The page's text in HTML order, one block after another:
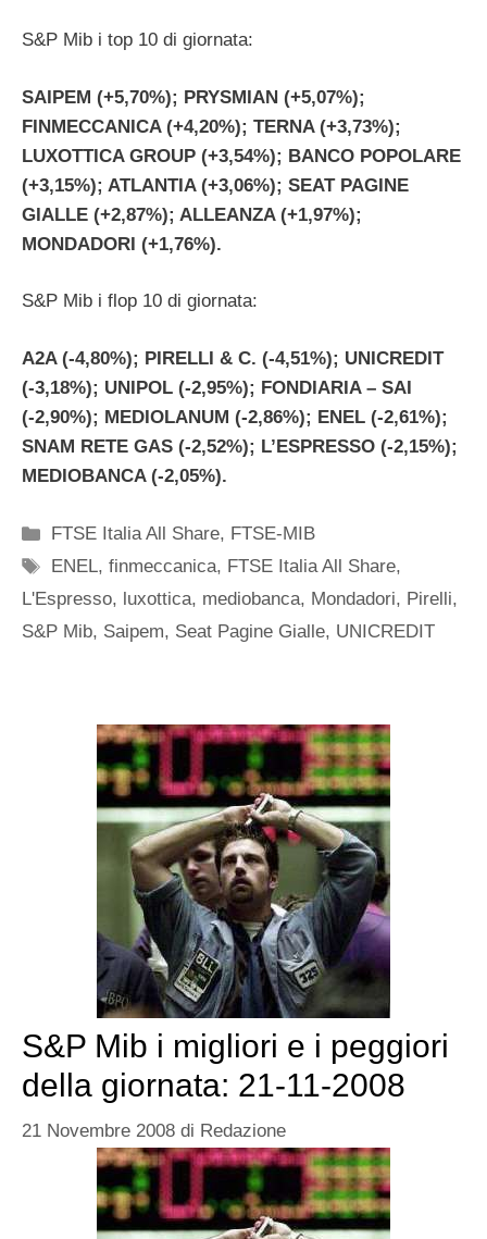
S&P Mib i top 10 di giornata:
SAIPEM (+5,70%); PRYSMIAN (+5,07%);
FINMECCANICA (+4,20%); TERNA (+3,73%);
LUXOTTICA GROUP (+3,54%); BANCO POPOLARE
(+3,15%); ATLANTIA (+3,06%); SEAT PAGINE
GIALLE (+2,87%); ALLEANZA (+1,97%);
MONDADORI (+1,76%).
S&P Mib i flop 10 di giornata:
A2A (-4,80%); PIRELLI & C. (-4,51%); UNICREDIT
(-3,18%); UNIPOL (-2,95%); FONDIARIA – SAI
(-2,90%); MEDIOLANUM (-2,86%); ENEL (-2,61%);
SNAM RETE GAS (-2,52%); L’ESPRESSO (-2,15%);
MEDIOBANCA (-2,05%).
Categorie
FTSE Italia All Share, FTSE-MIB
Tag
ENEL,finmeccanica, FTSE Italia All Share,
L'Espresso, luxottica, mediobanca, Mondadori, Pirelli,
S&P Mib, Saipem, Seat Pagine Gialle, UNICREDIT
S&P Mib i migliori e i peggiori
della giornata: 21-11-2008
21 Novembre 2008 di Redazione